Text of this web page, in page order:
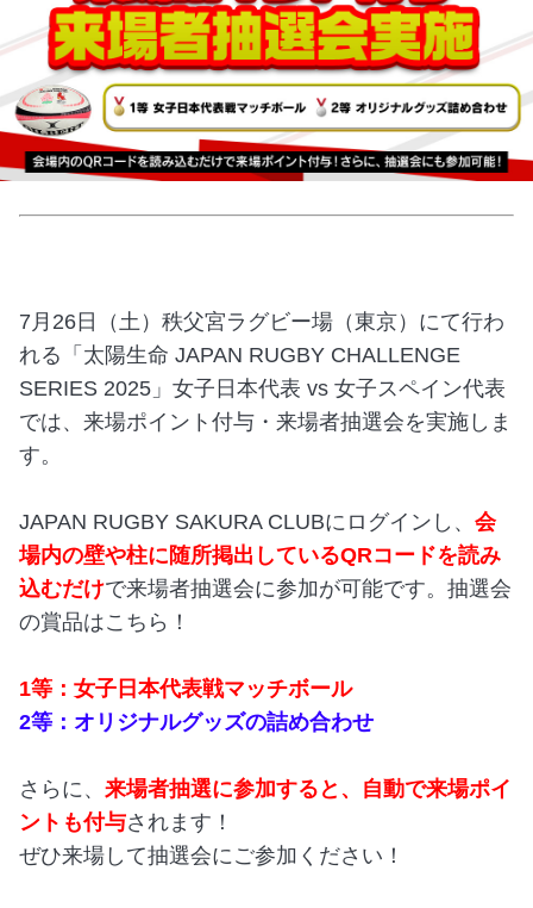
7月26日（土）秩父宮ラグビー場（東京）にて行わ
れる「太陽生命 JAPAN RUGBY CHALLENGE
SERIES 2025」女子日本代表 vs 女子スペイン代表
では、来場ポイント付与・来場者抽選会を実施しま
す。
JAPAN RUGBY SAKURA CLUBにログインし、 会
場内の壁や柱に随所掲出しているQRコードを読み
込むだけで来場者抽選会に参加が可能です。抽選会
の賞品はこちら！
1等：女子日本代表戦マッチボール
2等：オリジナルグッズの詰め合わせ
さらに、 来場者抽選に参加すると、自動で来場ポイ
ントも付与されます！
ぜひ来場して抽選会にご参加ください！